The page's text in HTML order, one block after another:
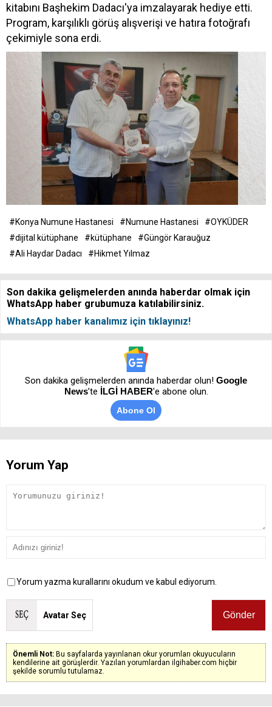
kitabını Başhekim Dadacı'ya imzalayarak hediye etti.
Program, karşılıklı görüş alışverişi ve hatıra fotoğrafı
çekimiyle sona erdi.
#Konya Numune Hastanesi #Numune Hastanesi
#OYKÜDER
#dijital kütüphane
#kütüphane
#Güngör Karauğuz
#Ali Haydar Dadacı
#Hikmet Yılmaz
Son dakika gelişmelerden anında haberdar olmak için
WhatsApp haber grubumuza katılabilirsiniz.
WhatsApp haber kanalımız için tıklayınız!
Son dakika gelişmelerden anında haberdar olun! Google
News’te İLGİ HABER'e abone olun.
Abone Ol
Yorum Yap
Yorum yazma kurallarını okudum ve kabul ediyorum.
Avatar Seç
Önemli Not: Bu sayfalarda yayınlanan okur yorumları okuyucuların
kendilerine ait görüşlerdir. Yazılan yorumlardan ilgihaber.com hiçbir
şekilde sorumlu tutulamaz.